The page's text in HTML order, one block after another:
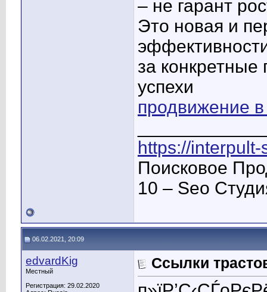
– не гарант
Это новая и
за конкретные
успехи
продвижение
https://
Поисковое
10 – Seo
06.02.2021, 20:09
edvardKig
Местный
Регистрация: 29.02.2020
Ссылки